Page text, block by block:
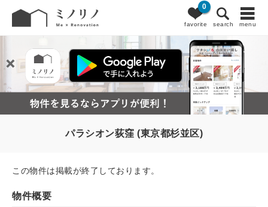
favorite
0
search menu
パラシオン荻窪 (東京都杉並区)
この物件は掲載が終了しております。
物件概要